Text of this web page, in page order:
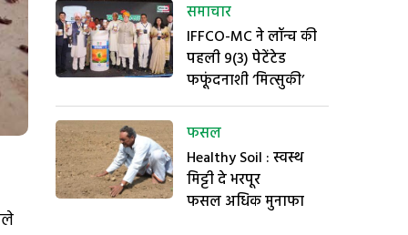
समाचार
IFFCO-MC ने लॉन्च की
पहली 9(3) पेटेंटेड
फफूंदनाशी ‘मित्सुकी’
फसल
Healthy Soil : स्वस्थ
मिट्टी दे भरपूर
फसल अधिक मुनाफा